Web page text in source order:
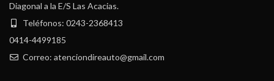
Diagonal a la E/S Las Acacias.
Teléfonos: 0243-2368413
0414-4499185
Correo: atenciondireauto@gmail.com